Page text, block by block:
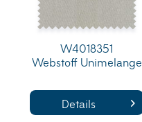
W4018351
Webstoff Unimelange
Details